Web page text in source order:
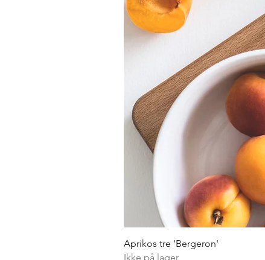
Aprikos tre 'Bergeron'
Ikke på lager